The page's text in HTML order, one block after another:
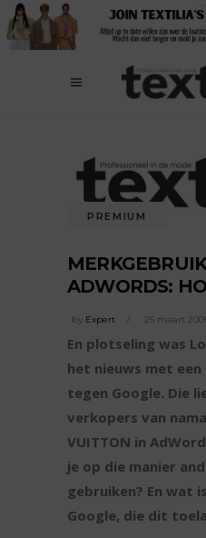
PREMIUM
ADWORDS:
by Expert 25 maart
En plotseling was
het nieuws met een
tegen Google. Die
verkopers van
VUITTON in
je op die manier
gebruiken? En wat
Google, die dit